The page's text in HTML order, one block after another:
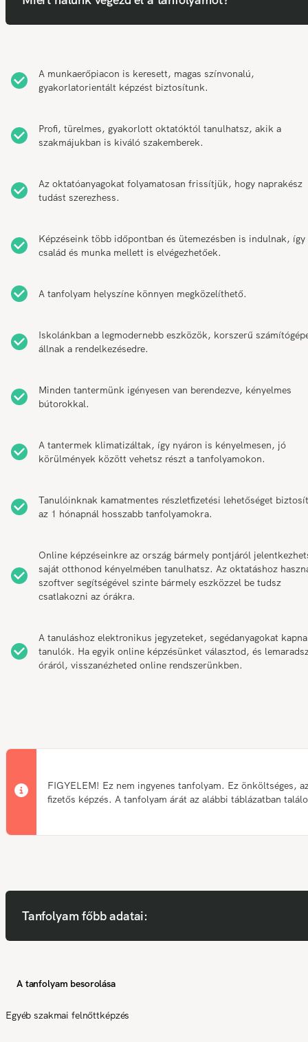
A munkaerőpiacon is keresett, magas színvonalú,
gyakorlatorientált képzést biztosítunk.
Profi, türelmes, gyakorlott oktatóktól tanulhatsz, akik a
szakmájukban is kiváló szakemberek.
Az oktatóanyagokat folyamatosan frissítjük, hogy naprakész
tudást szerezhess.
Képzéseink több időpontban és ütemezésben is indulnak, így
család és munka mellett is elvégezhetőek.
A tanfolyam helyszíne könnyen megközelíthető.
Iskolánkban a legmodernebb eszközök, korszerű
állnak a rendelkezésedre.
Minden tantermünk igényesen van berendezve, kényelmes
bútorokkal.
A tantermek klimatizáltak, így nyáron is kényelmesen, jó
körülmények között vehetsz részt a tanfolyamokon.
Tanulóinknak kamatmentes részletfizetési lehetőséget
az 1 hónapnál hosszabb tanfolyamokra.
Online képzéseinkre az ország bármely pontjáról
saját otthonod kényelmében tanulhatsz. Az oktatáshoz
szoftver segítségével szinte bármely eszközzel be tudsz
csatlakozni az órákra.
A tanuláshoz elektronikus jegyzeteket, segédanyagokat
tanulók. Ha egyik online képzésünket választod, és
óráról, visszanézheted online rendszerünkben.
FIGYELEM! Ez nem ingyenes tanfolyam. Ez önköltséges,
fizetős képzés. A tanfolyam árát az alábbi táblázatban
Tanfolyam főbb adatai:
A tanfolyam besorolása
Egyéb szakmai felnőttképzés